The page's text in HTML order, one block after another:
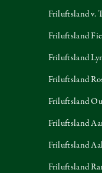
Friluftsland v.
Friluftsland
Friluftsland
Friluftsland
Friluftsland
Friluftsland
Friluftsland
Friluftsland